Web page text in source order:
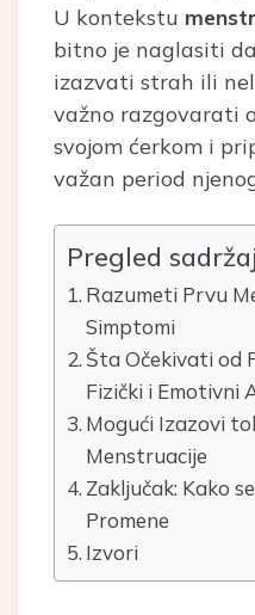
U kontekstu
bitno je naglasiti
izazvati strah ili
važno razgovarati
svojom ćerkom i
važan period
Pregled
Razumeti Prvu
Simptomi
Šta Očekivati od
Fizički i Emotivni
Mogući Izazovi
Menstruacije
Zaključak: Kako
Promene
Izvori